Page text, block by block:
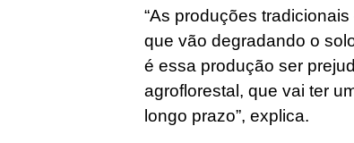
“As produções
que vão degradando o
é essa produção ser
agroflorestal, que vai ter
longo prazo”, explica.